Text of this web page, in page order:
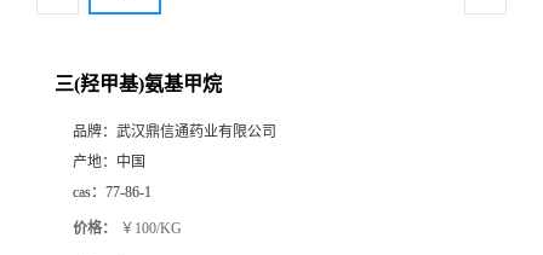
三(羟甲基)氨基甲烷
品牌： 武汉鼎信通药业有限公司
产地： 中国
cas： 77-86-1
价格： ￥100/KG